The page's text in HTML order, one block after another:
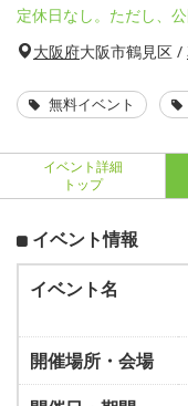
定休日なし。ただし、
大阪府大阪市鶴見区 /
無料イベント
イベント詳細
トップ
イベント情報
イベント名
開催場所・会場